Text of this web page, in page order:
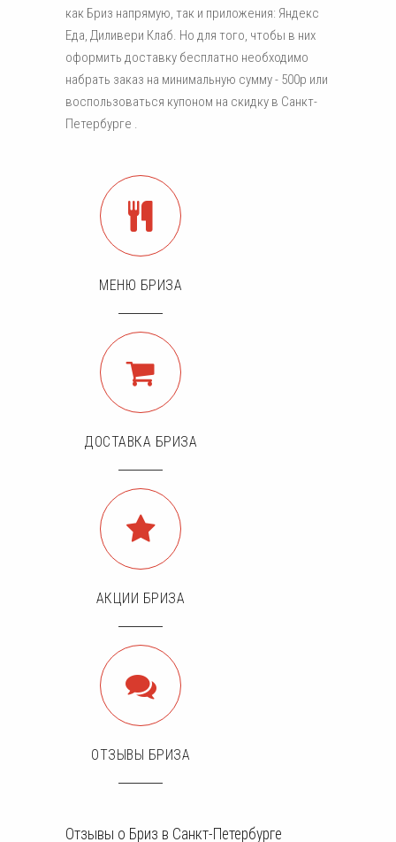
как Бриз напрямую, так и приложения: Яндекс
Еда, Диливери Клаб. Но для того, чтобы в них
оформить доставку бесплатно необходимо
набрать заказ на минимальную сумму - 500р или
воспользоваться купоном на скидку в Санкт-
Петербурге .
МЕНЮ БРИЗА
ДОСТАВКА БРИЗА
АКЦИИ БРИЗА
ОТЗЫВЫ БРИЗА
Отзывы о Бриз в Санкт-Петербурге